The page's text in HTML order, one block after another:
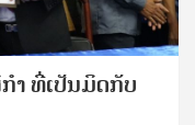
ຳ ທີ່ເປັນມິດກັບ